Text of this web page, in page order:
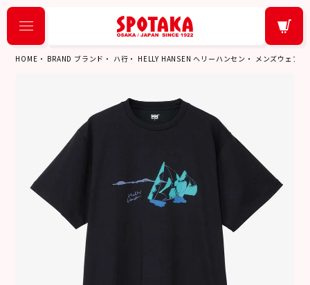
HOME BRAND ブランド ハ行 HELLY HANSEN ヘリーハンセン メンズウェア